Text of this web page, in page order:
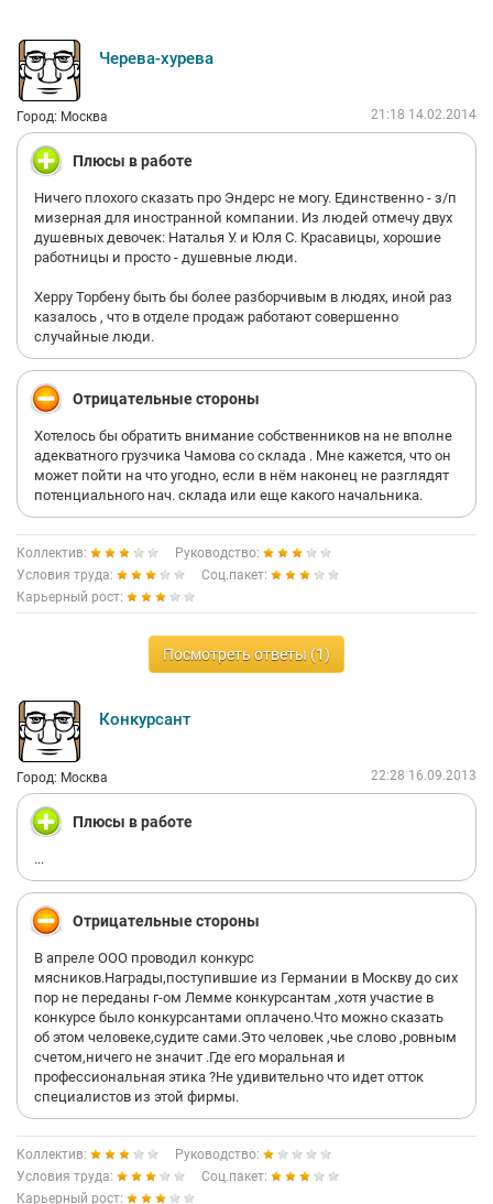
Черева-хурева
Город: Москва 21:18 14.02.2014
Плюсы в работе
Ничего плохого сказать про Эндерс не могу. Единственно - з/п
мизерная для иностранной компании. Из людей отмечу двух
душевных девочек: Наталья У. и Юля С. Красавицы, хорошие
работницы и просто - душевные люди.
Херру Торбену быть бы более разборчивым в людях, иной раз
казалось , что в отделе продаж работают совершенно
случайные люди.
Отрицательные стороны
Хотелось бы обратить внимание собственников на не вполне
адекватного грузчика Чамова со склада . Мне кажется, что он
может пойти на что угодно, если в нём наконец не разглядят
потенциального нач. склада или еще какого начальника.
Коллектив:
Руководство:
Условия труда:
Соц.пакет:
Карьерный рост:
Посмотреть ответы (1)
Конкурсант
Город: Москва 22:28 16.09.2013
Плюсы в работе
...
Отрицательные стороны
В апреле ООО проводил конкурс
мясников.Награды,поступившие из Германии в Москву до сих
пор не переданы г-ом Лемме конкурсантам ,хотя участие в
конкурсе было конкурсантами оплачено.Что можно сказать
об этом человеке,судите сами.Это человек ,чье слово ,ровным
счетом,ничего не значит .Где его моральная и
профессиональная этика ?Не удивительно что идет отток
специалистов из этой фирмы.
Коллектив:
Руководство:
Условия труда:
Соц.пакет:
Карьерный рост: